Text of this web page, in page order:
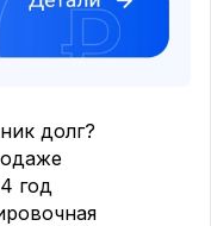
долг?
год